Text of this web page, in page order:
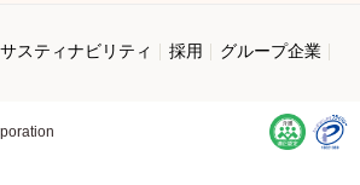
サスティナビリティ 採用
グループ企業